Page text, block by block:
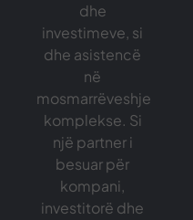
dhe
investimeve, si
dhe asistencë
në
mosmarrëveshje
komplekse. Si
një partner i
besuar për
kompani,
investitorë dhe